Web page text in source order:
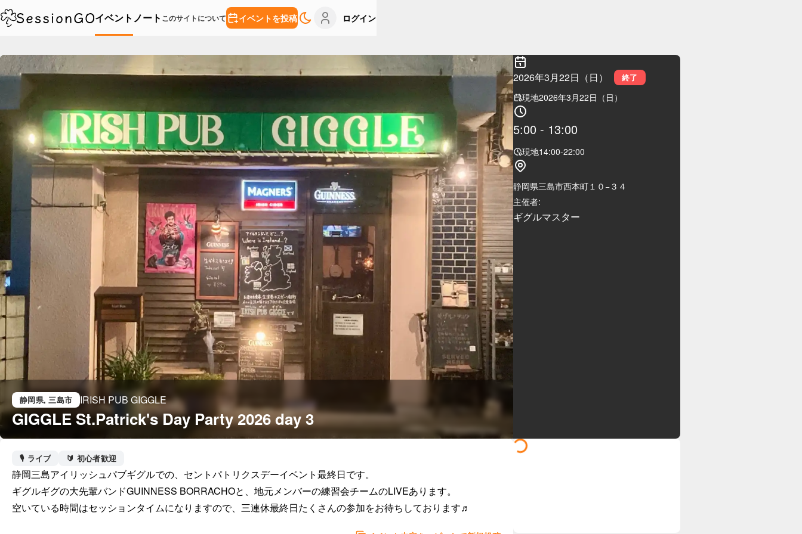
イベント ノート このサイトについて イベントを投稿 ログイン
静岡県, 三島市 IRISH PUB GIGGLE
GIGGLE St.Patrick's Day Party 2026 day 3
2026年3月22日（日） 終了
現地2026年3月22日（日）
5:00 - 13:00
現地14:00-22:00
静岡県三島市西本町１０−３４
主催者:
ギグルマスター
🎙️ ライブ 🔰 初心者歓迎
静岡三島アイリッシュパブギグルでの、セントパトリクスデーイベント最終日です。
ギグルギグの大先輩バンドGUINNESS BORRACHOと、地元メンバーの練習会チームのLIVEあります。
空いている時間はセッションタイムになりますので、三連休最終日たくさんの参加をお待ちしております♬